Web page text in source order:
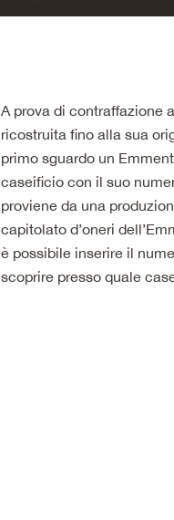
A prova di contraffazione
ricostruita fino alla sua
primo sguardo un
caseificio con il suo
proviene da una
capitolato d’oneri
è possibile inserire il
scoprire presso quale